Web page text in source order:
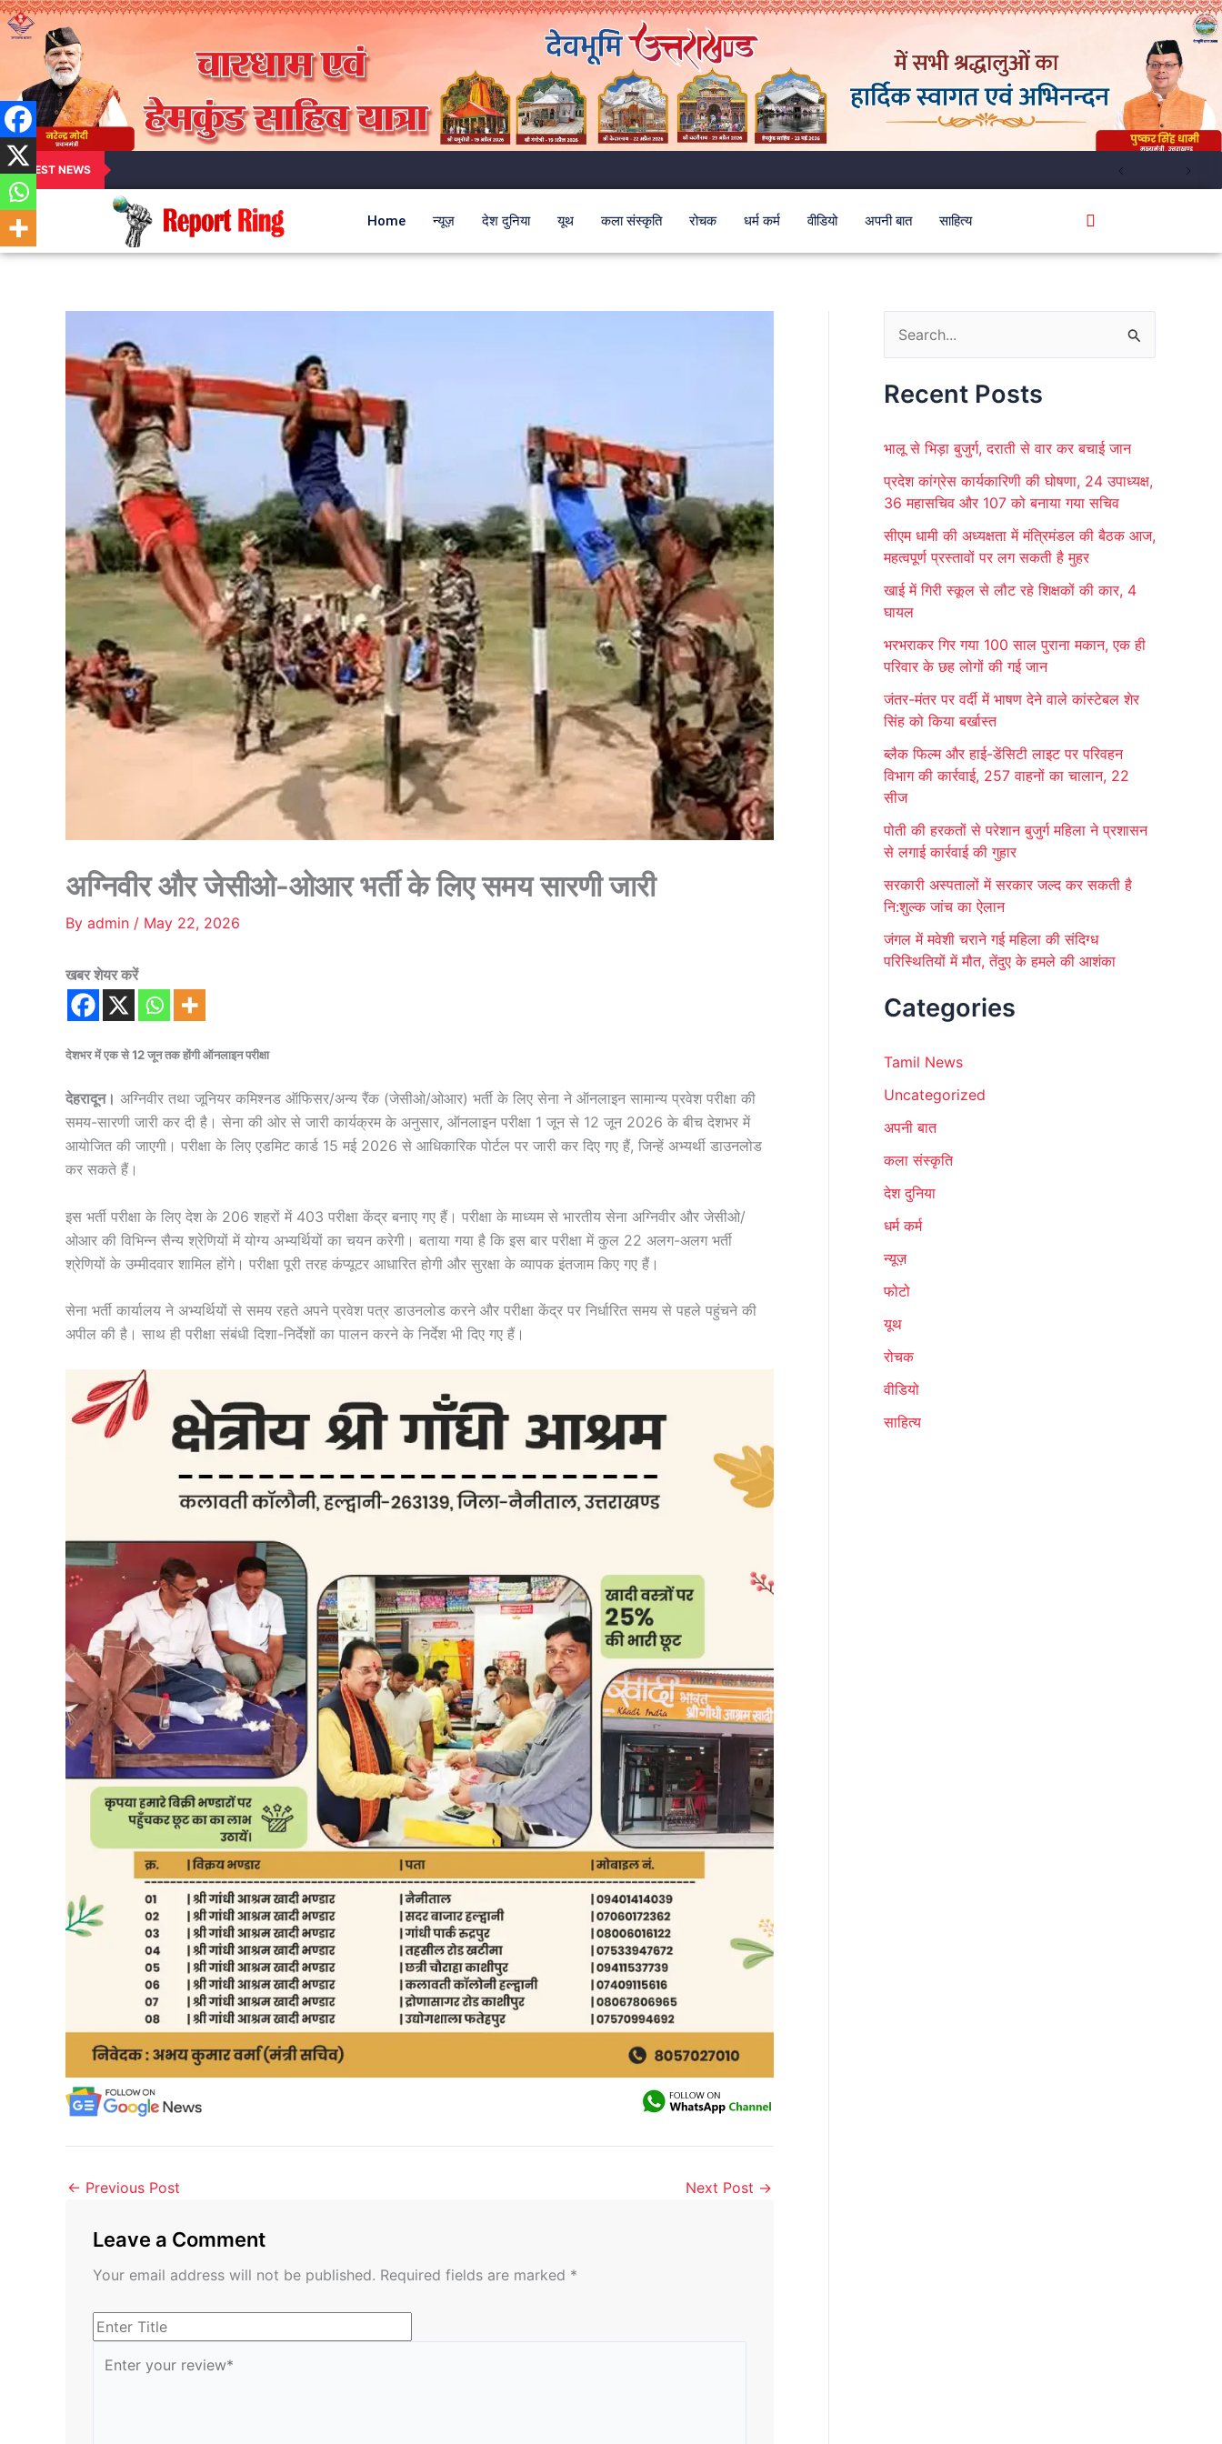
LATEST NEWS
Home न्यूज़ देश दुनिया यूथ कला संस्कृति रोचक धर्म कर्म वीडियो अपनी बात साहित्य
अग्निवीर और जेसीओ-ओआर भर्ती के लिए समय सारणी जारी
By admin / May 22, 2026
खबर शेयर करें
देशभर में एक से 12 जून तक होंगी ऑनलाइन परीक्षा
देहरादून। अग्निवीर तथा जूनियर कमिश्नड ऑफिसर/अन्य रैंक (जेसीओ/ओआर) भर्ती के लिए सेना ने ऑनलाइन सामान्य प्रवेश परीक्षा की
समय-सारणी जारी कर दी है। सेना की ओर से जारी कार्यक्रम के अनुसार, ऑनलाइन परीक्षा 1 जून से 12 जून 2026 के बीच देशभर में
आयोजित की जाएगी। परीक्षा के लिए एडमिट कार्ड 15 मई 2026 से आधिकारिक पोर्टल पर जारी कर दिए गए हैं, जिन्हें अभ्यर्थी डाउनलोड
कर सकते हैं।
इस भर्ती परीक्षा के लिए देश के 206 शहरों में 403 परीक्षा केंद्र बनाए गए हैं। परीक्षा के माध्यम से भारतीय सेना अग्निवीर और जेसीओ/
ओआर की विभिन्न सैन्य श्रेणियों में योग्य अभ्यर्थियों का चयन करेगी। बताया गया है कि इस बार परीक्षा में कुल 22 अलग-अलग भर्ती
श्रेणियों के उम्मीदवार शामिल होंगे। परीक्षा पूरी तरह कंप्यूटर आधारित होगी और सुरक्षा के व्यापक इंतजाम किए गए हैं।
सेना भर्ती कार्यालय ने अभ्यर्थियों से समय रहते अपने प्रवेश पत्र डाउनलोड करने और परीक्षा केंद्र पर निर्धारित समय से पहले पहुंचने की
अपील की है। साथ ही परीक्षा संबंधी दिशा-निर्देशों का पालन करने के निर्देश भी दिए गए हैं।
← Previous Post Next Post →
Leave a Comment
Your email address will not be published. Required fields are marked *
a
c
h
f
o
Recent Posts
भालू से भिड़ा बुजुर्ग, दराती से वार कर बचाई जान
प्रदेश कांग्रेस कार्यकारिणी की घोषणा, 24 उपाध्यक्ष,
36 महासचिव और 107 को बनाया गया सचिव
सीएम धामी की अध्यक्षता में मंत्रिमंडल की बैठक आज,
महत्वपूर्ण प्रस्तावों पर लग सकती है मुहर
खाई में गिरी स्कूल से लौट रहे शिक्षकों की कार, 4
घायल
भरभराकर गिर गया 100 साल पुराना मकान, एक ही
परिवार के छह लोगों की गई जान
जंतर-मंतर पर वर्दी में भाषण देने वाले कांस्टेबल शेर
सिंह को किया बर्खास्त
ब्लैक फिल्म और हाई-डेंसिटी लाइट पर परिवहन
विभाग की कार्रवाई, 257 वाहनों का चालान, 22
सीज
पोती की हरकतों से परेशान बुजुर्ग महिला ने प्रशासन
से लगाई कार्रवाई की गुहार
सरकारी अस्पतालों में सरकार जल्द कर सकती है
नि:शुल्क जांच का ऐलान
जंगल में मवेशी चराने गई महिला की संदिग्ध
परिस्थितियों में मौत, तेंदुए के हमले की आशंका
Categories
Tamil News
Uncategorized
अपनी बात
कला संस्कृति
देश दुनिया
धर्म कर्म
न्यूज़
फोटो
यूथ
रोचक
वीडियो
साहित्य